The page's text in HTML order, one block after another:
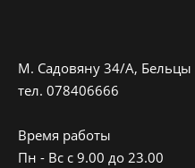
M. Садовяну 34/A, Бельцы
тeл. 078406666
Время работы
Пн - Вс с 9.00 до 23.00